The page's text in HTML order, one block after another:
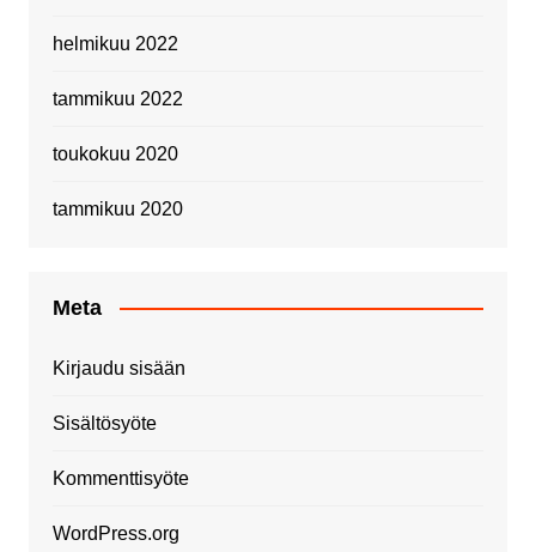
helmikuu 2022
tammikuu 2022
toukokuu 2020
tammikuu 2020
Meta
Kirjaudu sisään
Sisältösyöte
Kommenttisyöte
WordPress.org